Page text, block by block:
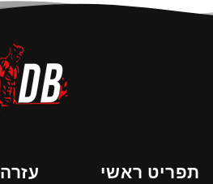
תפריט ראשי עזרה